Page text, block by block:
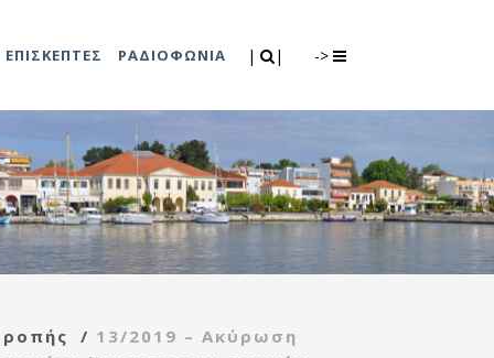
| | ->
Τμήμα Πρόνοιας
Κέντρο
γυναικών
εκδηλώσεις
ΕΠΙΣΚΕΠΤΕΣ ΡΑΔΙΟΦΩΝΙΑ
/ 13/2019 – Ακύρωση